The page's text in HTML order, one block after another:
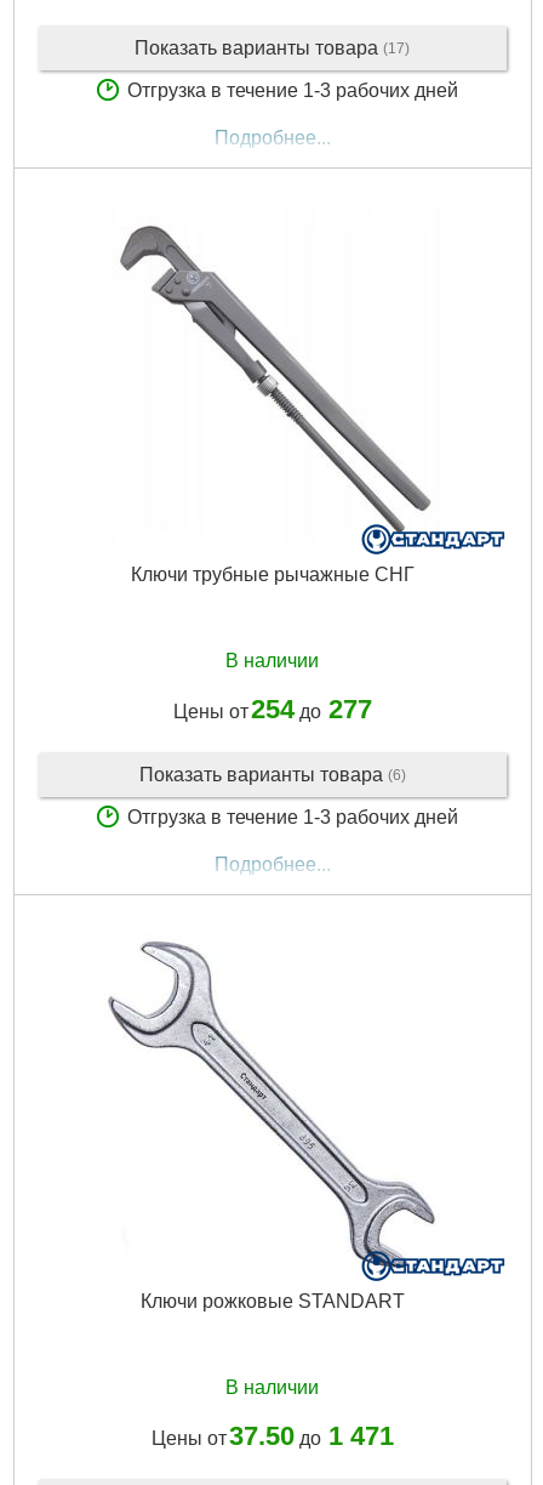
Показать варианты товара (17)
Отгрузка в течение 1-3 рабочих дней
Подробнее...
Ключи трубные рычажные СНГ
В наличии
Цены от254до 277
Показать варианты товара (6)
Отгрузка в течение 1-3 рабочих дней
Подробнее...
Ключи рожковые STANDART
В наличии
Цены от37.50до 1 471